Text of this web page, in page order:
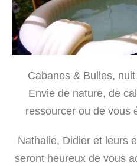
Cabanes & Bulles,
Envie de nature, de
ressourcer ou de vous
Nathalie, Didier et leurs
seront heureux de vous